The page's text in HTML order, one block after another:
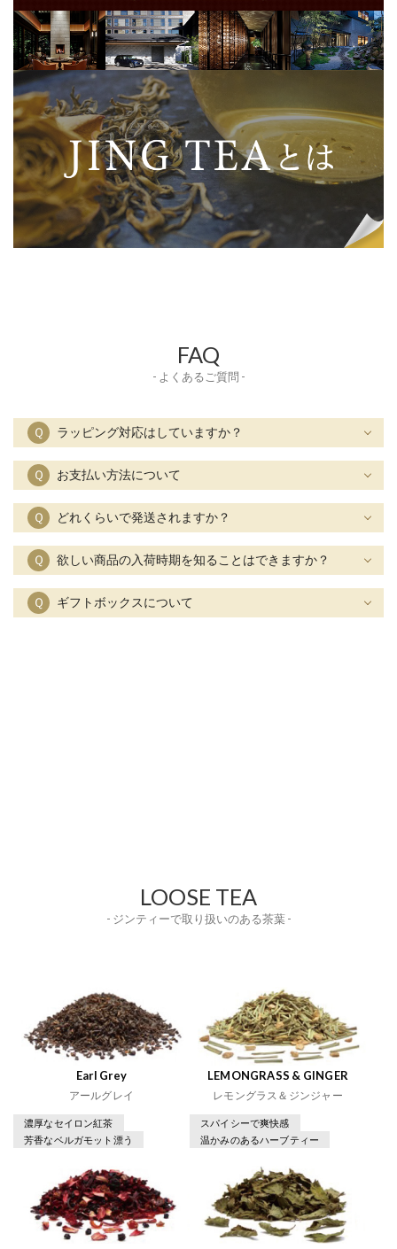
FAQ
- よくあるご質問 -
Ｑ ラッピング対応はしていますか？
Ｑ お支払い方法について
Ｑ どれくらいで発送されますか？
Ｑ 欲しい商品の入荷時期を知ることはできますか？
Ｑ ギフトボックスについて
LOOSE TEA
- ジンティーで取り扱いのある茶葉 -
Earl Grey
アールグレイ
濃厚なセイロン紅茶
芳香なベルガモット漂う
LEMONGRASS & GINGER
レモングラス＆ジンジャー
スパイシーで爽快感
温かみのあるハーブティー